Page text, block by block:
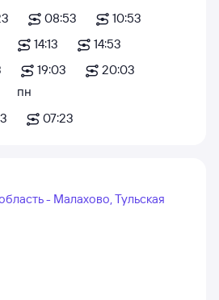
08:53
10:53
14:13
14:53
19:03
20:03
пн
07:23
- Малахово, Тульская